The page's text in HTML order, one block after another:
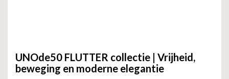
UNOde50 FLUTTER collectie | Vrijheid,
beweging en moderne elegantie